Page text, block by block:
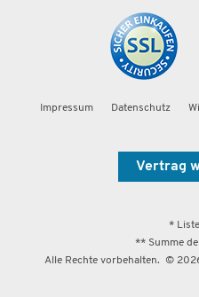
Impressum Datenschutz
Vertrag
*
** Summe
Alle Rechte vorbehalten. ©